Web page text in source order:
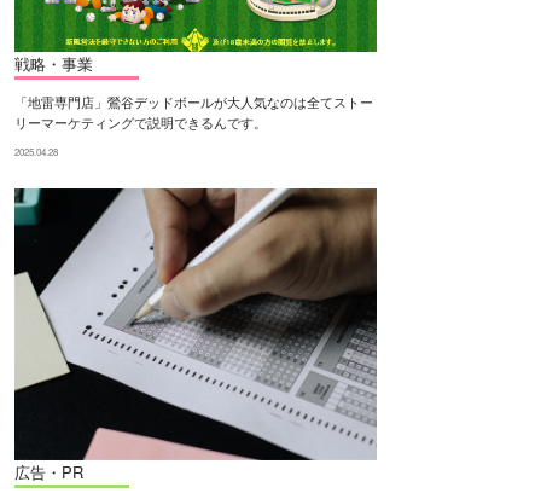
戦略・事業
「地雷専門店」鶯谷デッドボールが大人気なのは全てストー
リーマーケティングで説明できるんです。
2025.04.28
広告・PR